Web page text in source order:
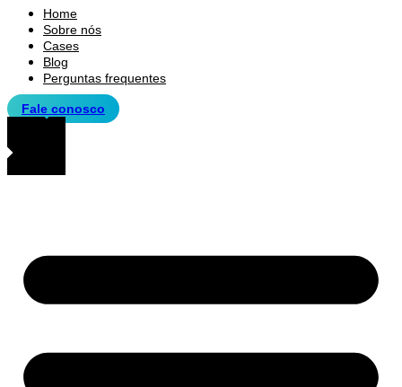
Home
Sobre nós
Cases
Blog
Perguntas frequentes
Fale conosco